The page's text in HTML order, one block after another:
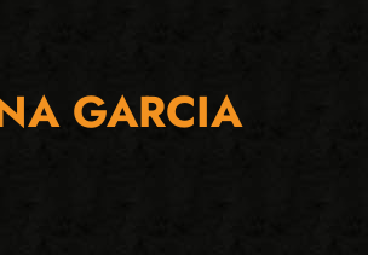
GARCIA